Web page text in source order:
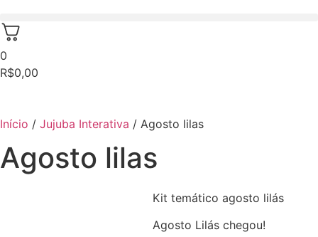
0
R$0,00
Início / Jujuba Interativa / Agosto lilas
Agosto lilas
Kit temático agosto lilás
Agosto Lilás chegou!